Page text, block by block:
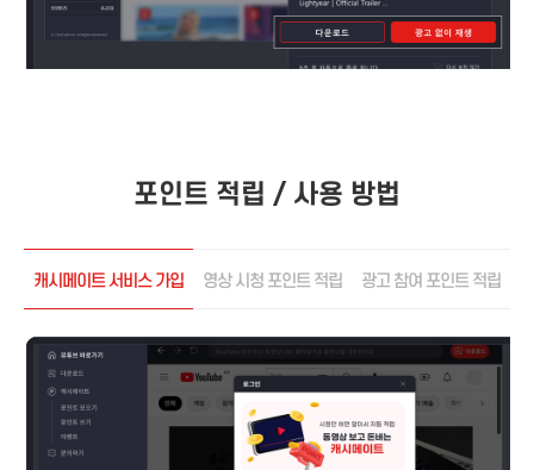
포인트 적립 / 사용 방법
캐시메이트 서비스 가입 영상 시청 포인트 적립 광고 참여 포인트 적립